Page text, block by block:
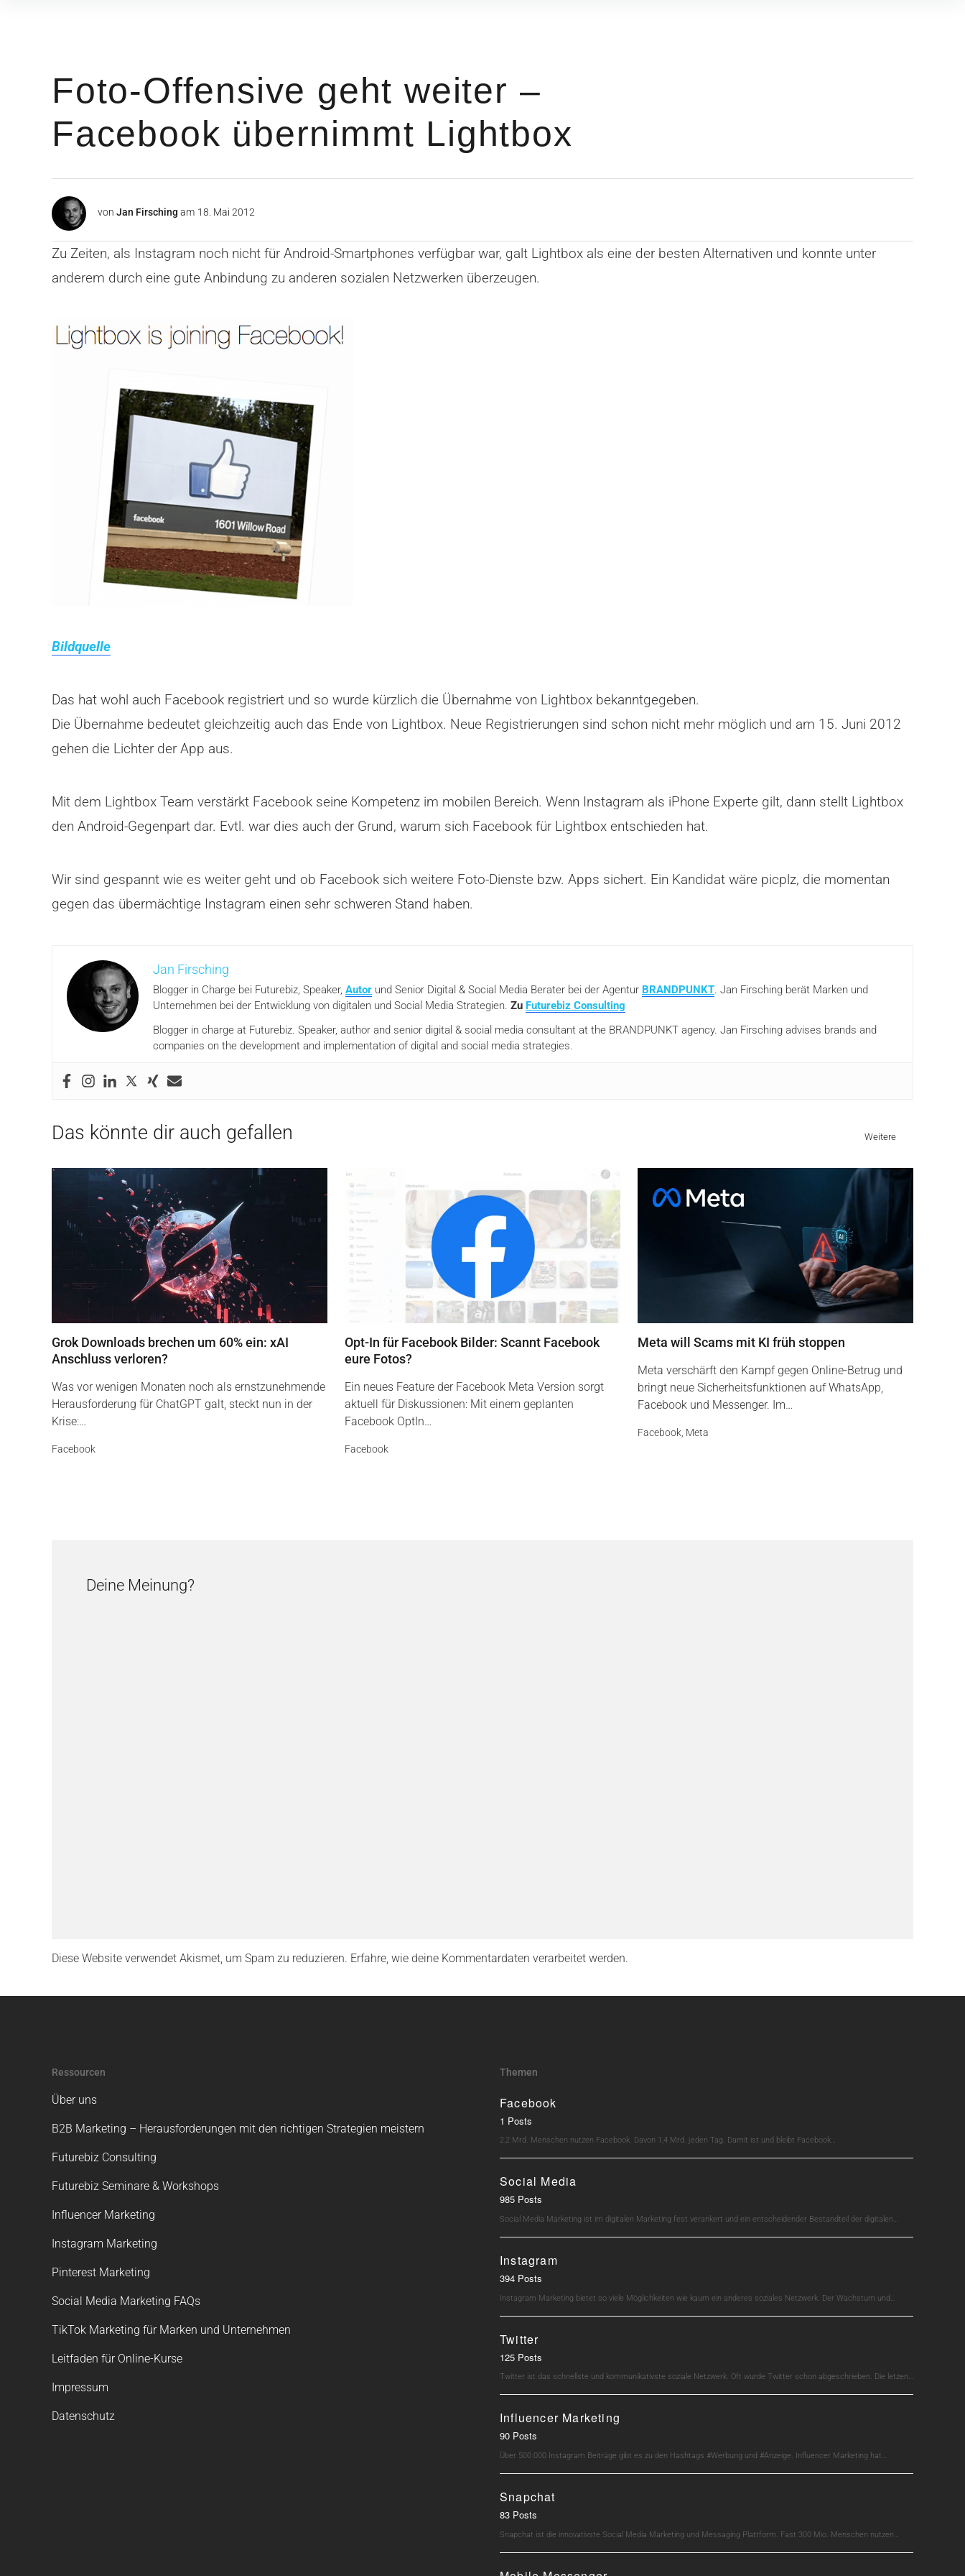
Foto-Offensive geht weiter –
Facebook übernimmt Lightbox
von Jan Firsching am 18. Mai 2012
Zu Zeiten, als Instagram noch nicht für Android-Smartphones verfügbar war, galt Lightbox als eine der besten Alternativen und konnte unter
anderem durch eine gute Anbindung zu anderen sozialen Netzwerken überzeugen.
Bildquelle
Das hat wohl auch Facebook registriert und so wurde kürzlich die Übernahme von Lightbox bekanntgegeben.
Die Übernahme bedeutet gleichzeitig auch das Ende von Lightbox. Neue Registrierungen sind schon nicht mehr möglich und am 15. Juni 2012
gehen die Lichter der App aus.
Mit dem Lightbox Team verstärkt Facebook seine Kompetenz im mobilen Bereich. Wenn Instagram als iPhone Experte gilt, dann stellt Lightbox
den Android-Gegenpart dar. Evtl. war dies auch der Grund, warum sich Facebook für Lightbox entschieden hat.
Wir sind gespannt wie es weiter geht und ob Facebook sich weitere Foto-Dienste bzw. Apps sichert. Ein Kandidat wäre picplz, die momentan
gegen das übermächtige Instagram einen sehr schweren Stand haben.
Jan Firsching
Blogger in Charge bei Futurebiz, Speaker, Autor und Senior Digital & Social Media Berater bei der Agentur BRANDPUNKT. Jan Firsching berät Marken und
Unternehmen bei der Entwicklung von digitalen und Social Media Strategien. Zu Futurebiz Consulting
Blogger in charge at Futurebiz. Speaker, author and senior digital & social media consultant at the BRANDPUNKT agency. Jan Firsching advises brands and
companies on the development and implementation of digital and social media strategies.
Das könnte dir auch gefallen Weitere
Grok Downloads brechen um 60% ein: xAI
Anschluss verloren?
Was vor wenigen Monaten noch als ernstzunehmende
Herausforderung für ChatGPT galt, steckt nun in der
Krise:…
Facebook
Opt-In für Facebook Bilder: Scannt Facebook
eure Fotos?
Ein neues Feature der Facebook Meta Version sorgt
aktuell für Diskussionen: Mit einem geplanten
Facebook OptIn…
Facebook
Meta will Scams mit KI früh stoppen
Meta verschärft den Kampf gegen Online-Betrug und
bringt neue Sicherheitsfunktionen auf WhatsApp,
Facebook und Messenger. Im…
Facebook Meta
Deine Meinung?
Diese Website verwendet Akismet, um Spam zu reduzieren. Erfahre, wie deine Kommentardaten verarbeitet werden.
Ressourcen
Über uns
B2B Marketing – Herausforderungen mit den richtigen Strategien meistern
Futurebiz Consulting
Futurebiz Seminare & Workshops
Influencer Marketing
Instagram Marketing
Pinterest Marketing
Social Media Marketing FAQs
TikTok Marketing für Marken und Unternehmen
Leitfaden für Online-Kurse
Impressum
Datenschutz
Themen
Facebook
1 Posts
2,2 Mrd. Menschen nutzen Facebook. Davon 1,4 Mrd. jeden Tag. Damit ist und bleibt Facebook…
Social Media
985 Posts
Social Media Marketing ist im digitalen Marketing fest verankert und ein entscheidender Bestandteil der digitalen…
Instagram
394 Posts
Instagram Marketing bietet so viele Möglichkeiten wie kaum ein anderes soziales Netzwerk. Der Wachstum und…
Twitter
125 Posts
Twitter ist das schnellste und kommunikativste soziale Netzwerk. Oft wurde Twitter schon abgeschrieben. Die letzen…
Influencer Marketing
90 Posts
Über 500.000 Instagram Beiträge gibt es zu den Hashtags #Werbung und #Anzeige. Influencer Marketing hat…
Snapchat
83 Posts
Snapchat ist die innovativste Social Media Marketing und Messaging Plattform. Fast 300 Mio. Menschen nutzen…